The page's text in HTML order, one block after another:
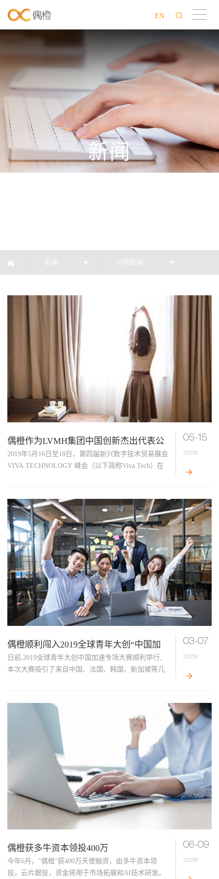
EN
新闻
新闻 公司新闻
偶橙作为LVMH集团中国创新杰出代表公
司参加在巴黎举办的Viva Technology展会
2019年5月16日至18日，第四届新兴数字技术贸易展会
VIVA TECHNOLOGY 峰会（以下简称Viva Tech）在
05-15
2019
偶橙顺利闯入2019全球青年大创“中国加
速”专场复赛
日前,2019全球青年大创中国加速专场大赛顺利举行,
本次大赛吸引了来自中国、法国、韩国、新加坡等几
助其在国际创业圈中的影响力面向国内外数千位创业
者征集候选项目参赛。
03-07
2019
偶橙获多牛资本领投400万
今年6月，“偶橙”获400万天使融资，由多牛资本领
投，云片跟投，资金将用于市场拓展和AI技术研发。
06-09
2018